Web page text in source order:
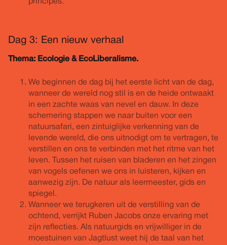
principes.
Dag 3: Een nieuw verhaal
Thema: Ecologie & EcoLiberalisme.
We beginnen de dag bij het eerste licht van de dag,
wanneer de wereld nog stil is en de heide ontwaakt
in een zachte waas van nevel en dauw. In deze
schemering stappen we naar buiten voor een
natuursafari, een zintuiglijke verkenning van de
levende wereld, die ons uitnodigt om te vertragen, te
verstillen en ons te verbinden met het ritme van het
leven. Tussen het ruisen van bladeren en het zingen
van vogels oefenen we ons in luisteren, kijken en
aanwezig zijn. De natuur als leermeester, gids en
spiegel.
Wanneer we terugkeren uit de verstilling van de
ochtend, verrijkt Ruben Jacobs onze ervaring met
zijn reflecties. Als natuurgids en vrijwilliger in de
moestuinen van Jagtlust weet hij de taal van het